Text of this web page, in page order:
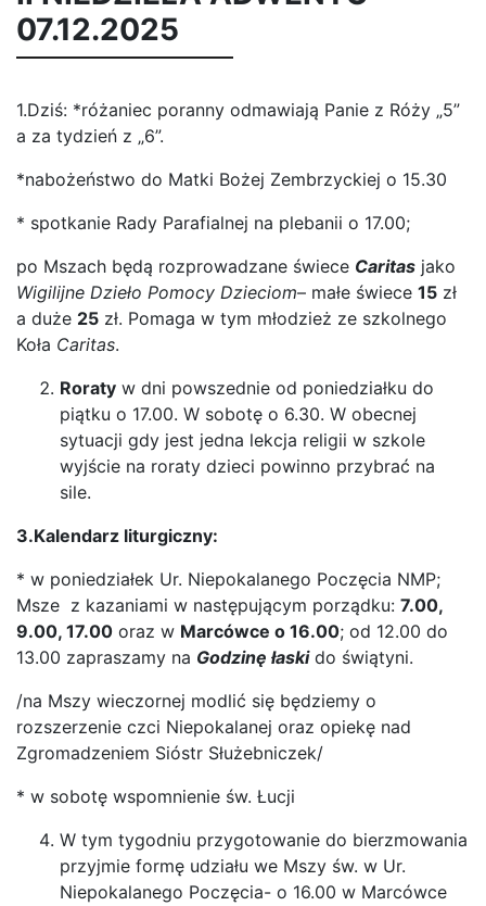
07.12.2025
1.Dziś: *różaniec poranny odmawiają Panie z Róży „5”
a za tydzień z „6”.
*nabożeństwo do Matki Bożej Zembrzyckiej o 15.30
* spotkanie Rady Parafialnej na plebanii o 17.00;
po Mszach będą rozprowadzane świece Caritas jako
Wigilijne Dzieło Pomocy Dzieciom– małe świece 15 zł
a duże 25 zł. Pomaga w tym młodzież ze szkolnego
Koła Caritas.
Roraty w dni powszednie od poniedziałku do
piątku o 17.00. W sobotę o 6.30. W obecnej
sytuacji gdy jest jedna lekcja religii w szkole
wyjście na roraty dzieci powinno przybrać na
sile.
3.Kalendarz liturgiczny:
* w poniedziałek Ur. Niepokalanego Poczęcia NMP;
Msze z kazaniami w następującym porządku: 7.00,
9.00, 17.00 oraz w Marcówce o 16.00; od 12.00 do
13.00 zapraszamy na Godzinę łaskido świątyni.
/na Mszy wieczornej modlić się będziemy o
rozszerzenie czci Niepokalanej oraz opiekę nad
Zgromadzeniem Sióstr Służebniczek/
* w sobotę wspomnienie św. Łucji
W tym tygodniu przygotowanie do bierzmowania
przyjmie formę udziału we Mszy św. w Ur.
Niepokalanego Poczęcia- o 16.00 w Marcówce